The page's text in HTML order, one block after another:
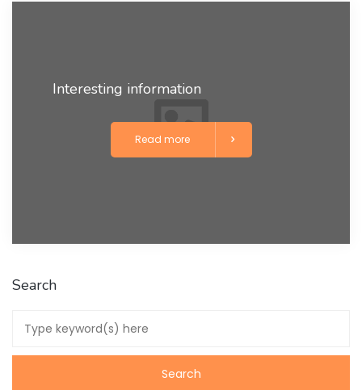
Interesting information
Read more
Search